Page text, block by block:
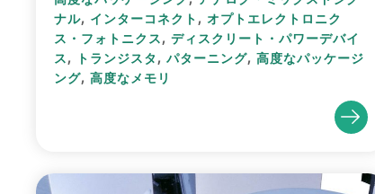
ナル, インターコネクト ,オプトエレクトロニク
ス・フォトニクス,ディスクリート・パワーデバイ
ス, トランジスタ ,パターニング,高度なパッケージ
ング,高度なメモリ